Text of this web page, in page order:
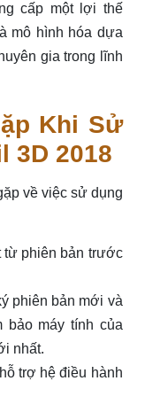
cấp một lợi thế
mô hình hóa dựa
gia trong lĩnh
Khi Sử
3D 2018
về việc sử dụng
từ phiên bản trước
phiên bản mới và
bảo máy tính của
nhất.
trợ hệ điều hành